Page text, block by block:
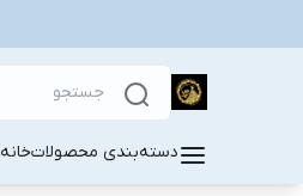
دسته‌بندی محصولاتخانه